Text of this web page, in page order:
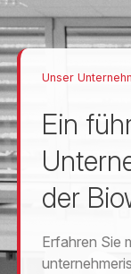
Unser
Ein
der
Erfahren Sie